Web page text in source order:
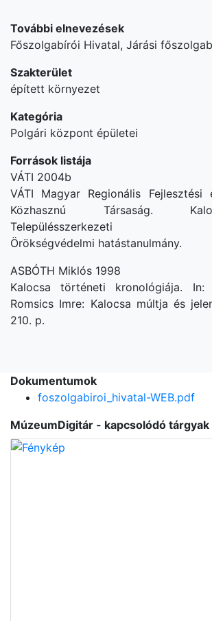
További elnevezések
Főszolgabírói Hivatal, Járási
Szakterület
épített környezet
Kategória
Polgári központ épületei
Források listája
VÁTI 2004b
VÁTI Magyar Regionális Fejlesztési
Közhasznú Társaság.
Örökségvédelmi hatástanulmány.
ASBÓTH Miklós 1998
Kalocsa történeti kronológiája. In:
Romsics Imre: Kalocsa múltja és
210. p.
Dokumentumok
foszolgabiroi_hivatal-WEB.pdf
MúzeumDigitár - kapcsolódó tárgyak